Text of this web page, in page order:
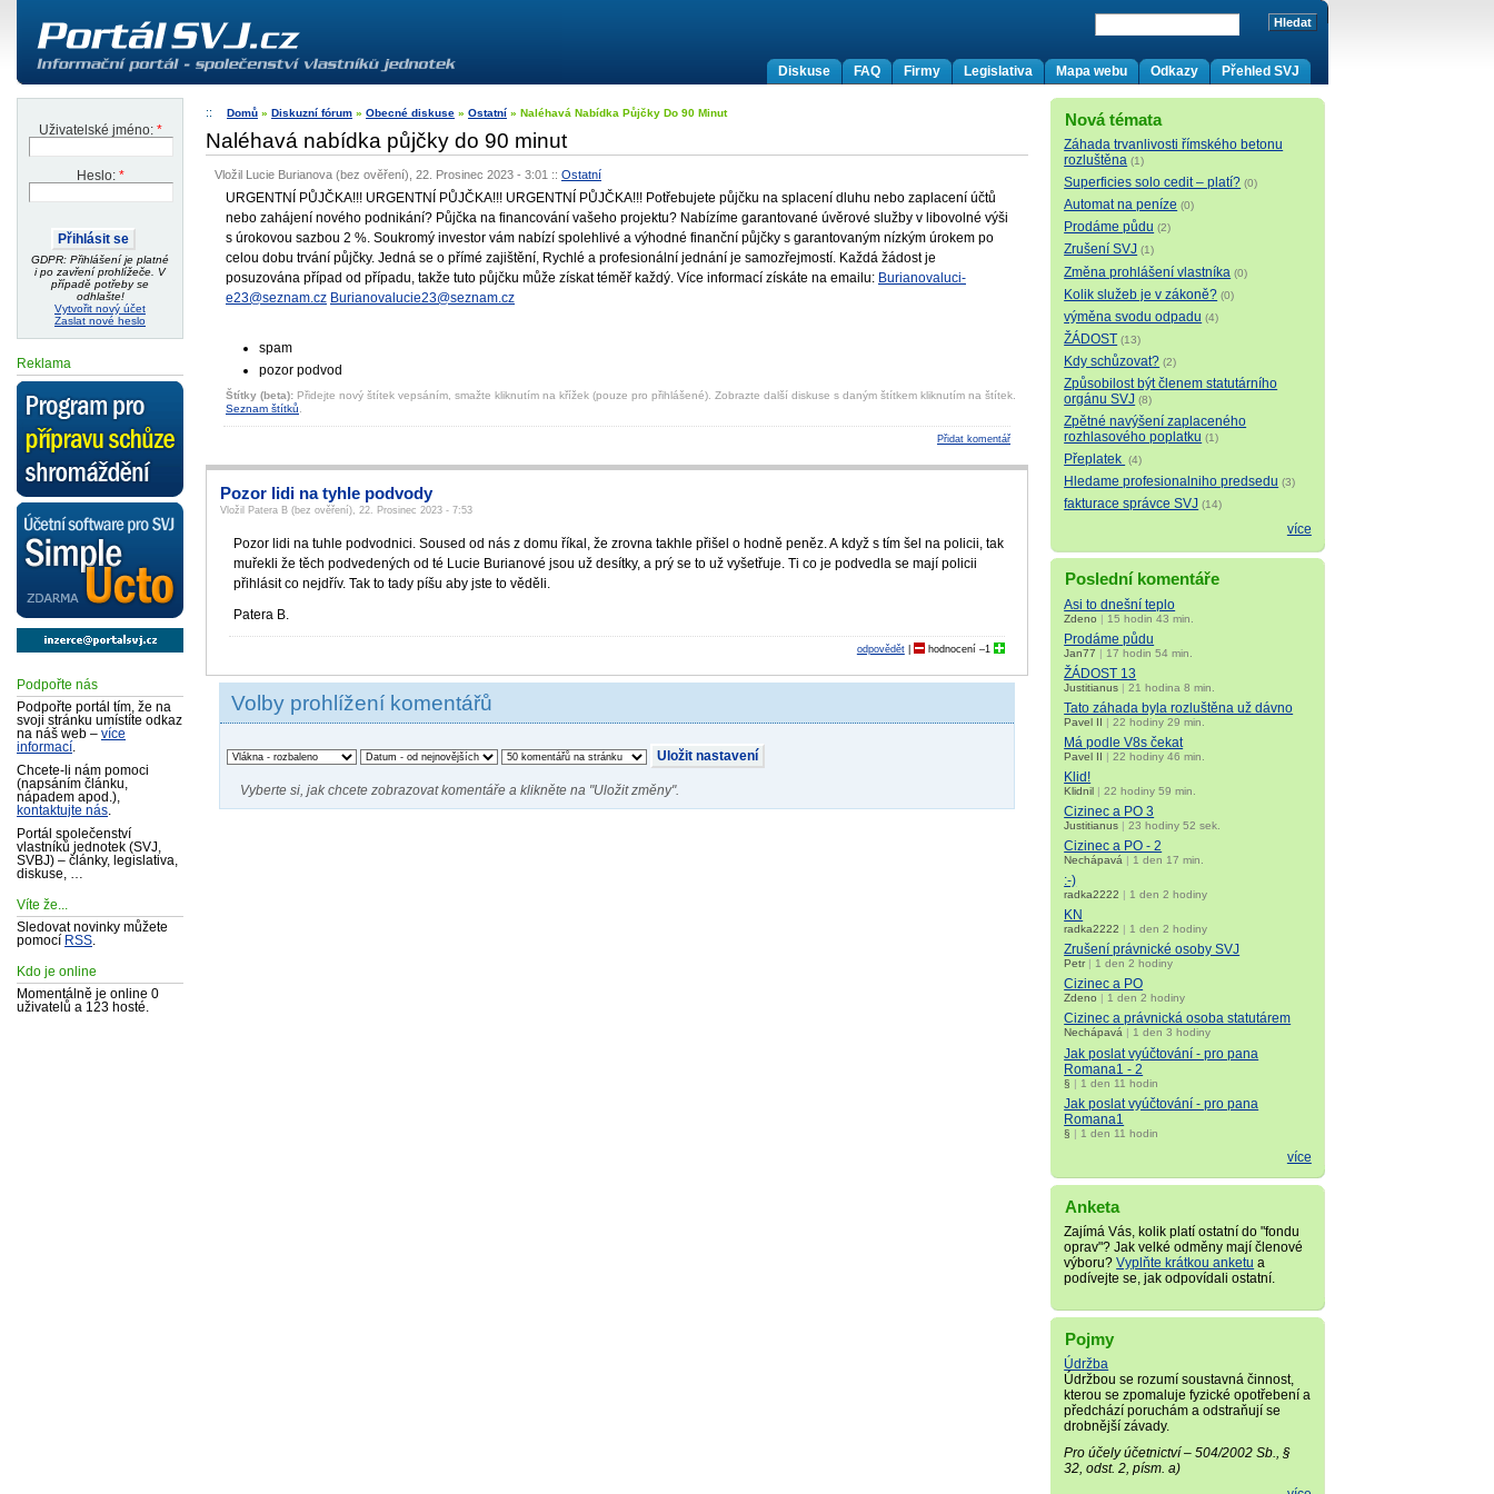
Přehled SVJ
Odkazy
Mapa webu
Legislativa
Firmy
FAQ
Diskuse
Uživatelské jméno: *
Heslo: *
GDPR: Přihlášení je platné
i po zavření prohlížeče. V
případě potřeby se
odhlašte!
Vytvořit nový účet
Zaslat nové heslo
Reklama
Podpořte nás
Podpořte portál tím, že na
svoji stránku umístíte odkaz
na náš web – více
informací
Chcete-li nám pomoci
(napsáním článku,
nápadem apod.),
kontaktujte nás
Portál společenství
vlastníků jednotek (SVJ,
SVBJ) – články, legislativa,
diskuse, …
Víte že...
Sledovat novinky můžete
pomocí RSS
Kdo je online
Momentálně je online 0
uživatelů a 123 hosté.
Nová témata
Záhada trvanlivosti římského betonu
rozluštěna (1)
Superficies solo cedit – platí? (0)
Automat na peníze (0)
Prodáme půdu (2)
Zrušení SVJ (1)
Změna prohlášení vlastníka (0)
Kolik služeb je v zákoně? (0)
výměna svodu odpadu (4)
ŽÁDOST (13)
Kdy schůzovat? (2)
Způsobilost být členem statutárního
orgánu SVJ (8)
Zpětné navýšení zaplaceného
rozhlasového poplatku (1)
Přeplatek (4)
Hledame profesionalniho predsedu (3)
fakturace správce SVJ (14)
více
Poslední komentáře
Asi to dnešní teplo
Zdeno | 15 hodin 43 min.
Prodáme půdu
Jan77 | 17 hodin 54 min.
ŽÁDOST 13
Justitianus |21 hodina 8 min.
Tato záhada byla rozluštěna už dávno
Pavel II |22 hodiny 29 min.
Má podle V8s čekat
Pavel II |22 hodiny 46 min.
Klid!
Klidnil |22 hodiny 59 min.
Cizinec a PO 3
Justitianus |23 hodiny 52 sek.
Cizinec a PO - 2
Nechápavá | 1 den 17 min.
:-)
radka2222 | 1 den 2 hodiny
KN
radka2222 | 1 den 2 hodiny
Zrušení právnické osoby SVJ
Petr| 1 den 2 hodiny
Cizinec a PO
Zdeno 1 den 2 hodiny
Cizinec a právnická osoba statutárem
Nechápavá 1 den 3 hodiny
Jak poslat vyúčtování - pro pana
Romana1 - 2
§ | 1 den 11 hodin
Jak poslat vyúčtování - pro pana
Romana1
§ | 1 den 11 hodin
více
Anketa
Zajímá Vás, kolik platí ostatní do "fondu
oprav"? Jak velké odměny mají členové
výboru?Vyplňte krátkou anketu a
podívejte se, jak odpovídali ostatní.
Pojmy
Údržba
Údržbou se rozumí soustavná činnost,
kterou se zpomaluje fyzické opotřebení a
předchází poruchám a odstraňují se
drobnější závady.
Pro účely účetnictví – 504/2002 Sb., §
32, odst. 2, písm. a)
Domů » Diskuzní fórum » Obecné diskuse » Ostatní » Naléhavá Nabídka Půjčky Do 90 Minut
Naléhavá nabídka půjčky do 90 minut
Vložil Lucie Burianova (bez ověření), 22. Prosinec 2023 - 3:01 :: Ostatní
URGENTNÍ PŮJČKA!!! URGENTNÍ PŮJČKA!!! URGENTNÍ PŮJČKA!!! Potřebujete půjčku na splacení dluhu nebo zaplacení účtů
nebo zahájení nového podnikání? Půjčka na financování vašeho projektu? Nabízíme garantované úvěrové služby v libovolné výši
s úrokovou sazbou 2 %. Soukromý investor vám nabízí spolehlivé a výhodné finanční půjčky s garantovaným nízkým úrokem po
celou dobu trvání půjčky. Jedná se o přímé zajištění, Rychlé a profesionální jednání je samozřejmostí. Každá žádost je
posuzována případ od případu, takže tuto půjčku může získat téměř každý. Více informací získáte na emailu: Burianovaluci­
e23@seznam.cz Bu­rianovalucie23@sez­nam.cz
spam
pozor podvod
Štítky (beta): Přidejte nový štítek vepsáním, smažte kliknutím na křížek (pouze pro přihlášené). Zobrazte další diskuse s daným štítkem kliknutím na štítek.
Seznam štítků
Přidat komentář
Pozor lidi na tyhle podvody
Vložil Patera B (bez ověření), 22. Prosinec 2023 - 7:53
Pozor lidi na tuhle podvodnici. Soused od nás z domu říkal, že zrovna takhle přišel o hodně peněz. A když s tím šel na policii, tak
muřekli že těch podvedených od té Lucie Burianové jsou už desítky, a prý se to už vyšetřuje. Ti co je podvedla se mají policii
přihlásit co nejdřív. Tak to tady píšu aby jste to věděli.
Patera B.
odpovědět| hodnocení –1
Volby prohlížení komentářů
Vyberte si, jak chcete zobrazovat komentáře a klikněte na "Uložit změny".